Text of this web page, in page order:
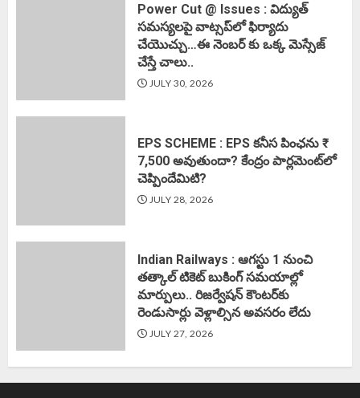
Power Cut @ Issues : విద్యుత్
సమస్యలపై వాట్సప్‌లో ఫిర్యాదు
చేయొచ్చు…ఈ నెంబర్ కు ఒక్క మెస్సేజ్
చేస్తే చాలు..
JULY 30, 2026
EPS SCHEME : EPS కనీస పింఛను ₹
7,500 అవుతుందా? కేంద్రం పార్లమెంట్‌లో
చెప్పిందేమిటి?
JULY 28, 2026
Indian Railways : ఆగస్టు 1 నుంచి
తత్కాల్‌ టికెట్‌ బుకింగ్‌ సమయాల్లో
మార్పులు.. రిజర్వేషన్ కౌంటర్‌కు
రెండుసార్లు వెళ్లాల్సిన అవసరం లేదు
JULY 27, 2026